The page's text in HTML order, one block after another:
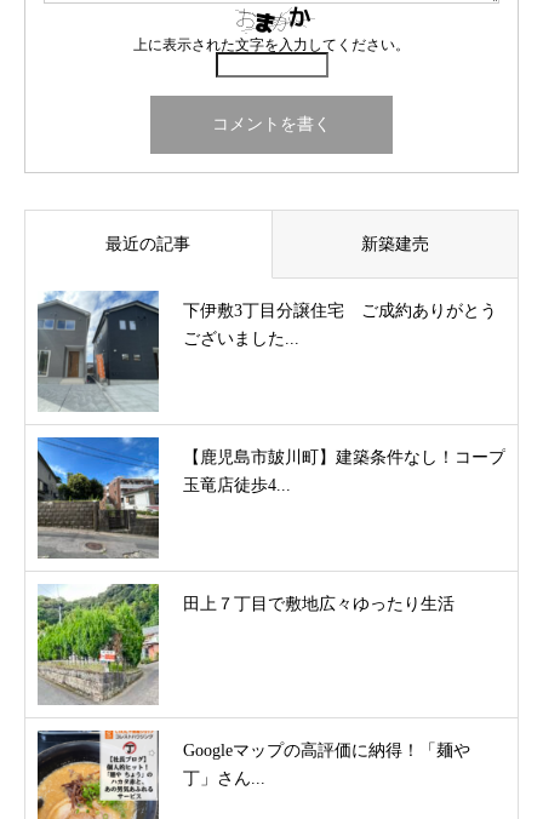
上に表示された文字を入力してください。
最近の記事 新築建売
下伊敷3丁目分譲住宅 ご成約ありがとう
ございました...
【鹿児島市皷川町】建築条件なし！コープ
玉竜店徒歩4...
田上７丁目で敷地広々ゆったり生活
Googleマップの高評価に納得！「麺や
丁」さん...